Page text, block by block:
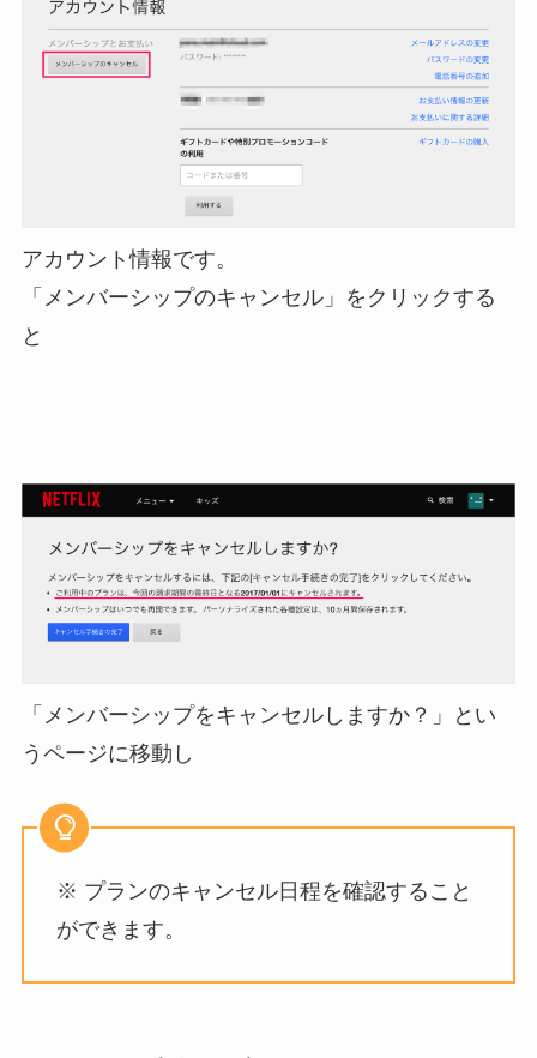
アカウント情報です。
「メンバーシップのキャンセル」をクリックする
と
「メンバーシップをキャンセルしますか？」とい
うページに移動し
※ プランのキャンセル日程を確認すること
ができます。